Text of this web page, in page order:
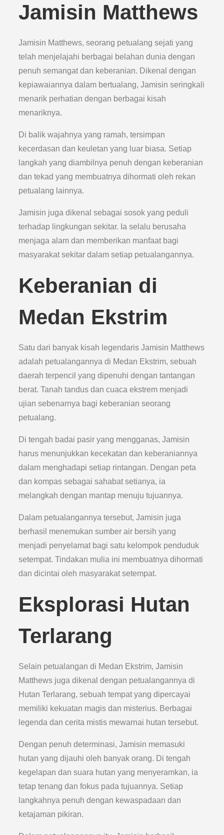
Jamisin Matthews
Jamisin Matthews, seorang petualang sejati yang
telah menjelajahi berbagai belahan dunia dengan
penuh semangat dan keberanian. Dikenal dengan
kepiawaiannya dalam bertualang, Jamisin seringkali
menarik perhatian dengan berbagai kisah
menariknya.
Di balik wajahnya yang ramah, tersimpan
kecerdasan dan keuletan yang luar biasa. Setiap
langkah yang diambilnya penuh dengan keberanian
dan tekad yang membuatnya dihormati oleh rekan
petualang lainnya.
Jamisin juga dikenal sebagai sosok yang peduli
terhadap lingkungan sekitar. Ia selalu berusaha
menjaga alam dan memberikan manfaat bagi
masyarakat sekitar dalam setiap petualangannya.
Keberanian di
Medan Ekstrim
Satu dari banyak kisah legendaris Jamisin Matthews
adalah petualangannya di Medan Ekstrim, sebuah
daerah terpencil yang dipenuhi dengan tantangan
berat. Tanah tandus dan cuaca ekstrem menjadi
ujian sebenarnya bagi keberanian seorang
petualang.
Di tengah badai pasir yang mengganas, Jamisin
harus menunjukkan kecekatan dan keberaniannya
dalam menghadapi setiap rintangan. Dengan peta
dan kompas sebagai sahabat setianya, ia
melangkah dengan mantap menuju tujuannya.
Dalam petualangannya tersebut, Jamisin juga
berhasil menemukan sumber air bersih yang
menjadi penyelamat bagi satu kelompok penduduk
setempat. Tindakan mulia ini membuatnya dihormati
dan dicintai oleh masyarakat setempat.
Eksplorasi Hutan
Terlarang
Selain petualangan di Medan Ekstrim, Jamisin
Matthews juga dikenal dengan petualangannya di
Hutan Terlarang, sebuah tempat yang dipercayai
memiliki kekuatan magis dan misterius. Berbagai
legenda dan cerita mistis mewarnai hutan tersebut.
Dengan penuh determinasi, Jamisin memasuki
hutan yang dijauhi oleh banyak orang. Di tengah
kegelapan dan suara hutan yang menyeramkan, ia
tetap tenang dan fokus pada tujuannya. Setiap
langkahnya penuh dengan kewaspadaan dan
ketajaman pikiran.